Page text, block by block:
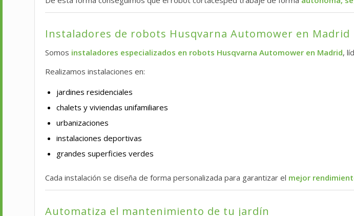
Instaladores de robots Husqvarna Automower en Madrid
Somos instaladores especializados en robots Husqvarna Automower en Madrid,
Realizamos instalaciones en:
jardines residenciales
chalets y viviendas unifamiliares
urbanizaciones
instalaciones deportivas
grandes superficies verdes
Cada instalación se diseña de forma personalizada para garantizar el mejor
Automatiza el mantenimiento de tu jardín